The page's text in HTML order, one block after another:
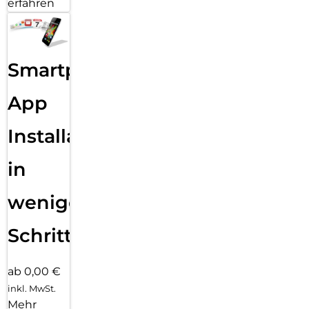
erfahren
Smartphone
App
Installation
in
wenigen
Schritten
ab 0,00 €
inkl. MwSt.
Mehr